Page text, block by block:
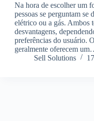
Na hora de escolher um
pessoas se perguntam
elétrico ou a gás. Ambos
desvantagens,
preferências do usuário.
geralmente oferecem
Sell Solutions